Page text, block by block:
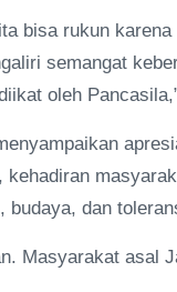
bisa rukun
semangat
oleh
dan
Masyarakat asal